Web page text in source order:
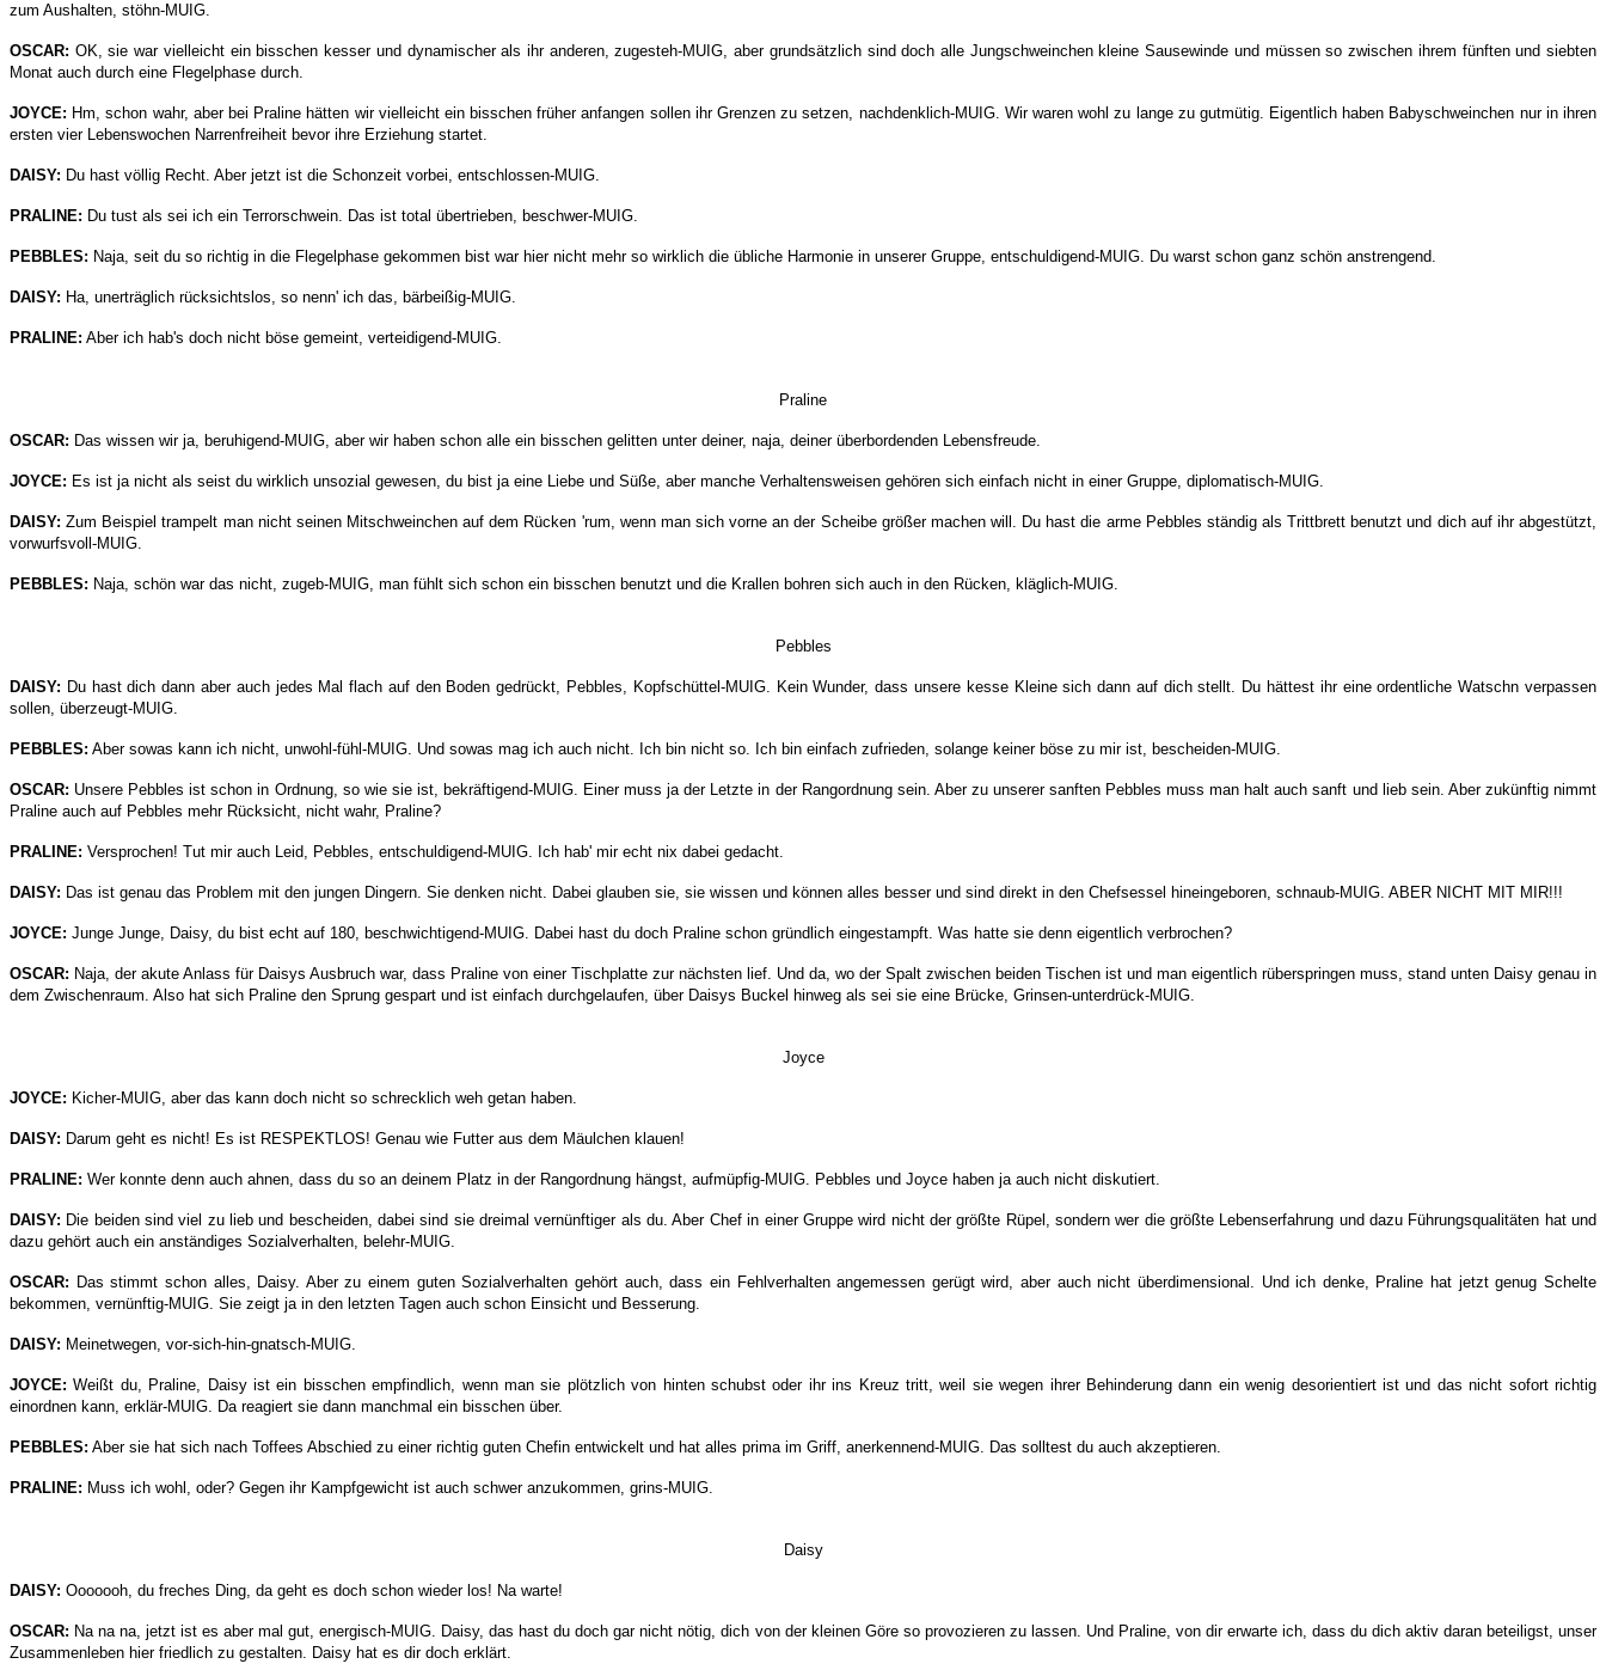
zum Aushalten, stöhn-MUIG.
OSCAR: OK, sie war vielleicht ein bisschen kesser und dynamischer als ihr anderen, zugesteh-MUIG, aber grundsätzlich sind doch alle Jungschweinchen kleine Sausewinde und müssen so zwischen ihrem fünften und siebten
Monat auch durch eine Flegelphase durch.
JOYCE: Hm, schon wahr, aber bei Praline hätten wir vielleicht ein bisschen früher anfangen sollen ihr Grenzen zu setzen, nachdenklich-MUIG. Wir waren wohl zu lange zu gutmütig. Eigentlich haben Babyschweinchen nur in ihren
ersten vier Lebenswochen Narrenfreiheit bevor ihre Erziehung startet.
DAISY: Du hast völlig Recht. Aber jetzt ist die Schonzeit vorbei, entschlossen-MUIG.
PRALINE: Du tust als sei ich ein Terrorschwein. Das ist total übertrieben, beschwer-MUIG.
PEBBLES: Naja, seit du so richtig in die Flegelphase gekommen bist war hier nicht mehr so wirklich die übliche Harmonie in unserer Gruppe, entschuldigend-MUIG. Du warst schon ganz schön anstrengend.
DAISY: Ha, unerträglich rücksichtslos, so nenn' ich das, bärbeißig-MUIG.
PRALINE: Aber ich hab's doch nicht böse gemeint, verteidigend-MUIG.
Praline
OSCAR: Das wissen wir ja, beruhigend-MUIG, aber wir haben schon alle ein bisschen gelitten unter deiner, naja, deiner überbordenden Lebensfreude.
JOYCE: Es ist ja nicht als seist du wirklich unsozial gewesen, du bist ja eine Liebe und Süße, aber manche Verhaltensweisen gehören sich einfach nicht in einer Gruppe, diplomatisch-MUIG.
DAISY: Zum Beispiel trampelt man nicht seinen Mitschweinchen auf dem Rücken 'rum, wenn man sich vorne an der Scheibe größer machen will. Du hast die arme Pebbles ständig als Trittbrett benutzt und dich auf ihr abgestützt,
vorwurfsvoll-MUIG.
PEBBLES: Naja, schön war das nicht, zugeb-MUIG, man fühlt sich schon ein bisschen benutzt und die Krallen bohren sich auch in den Rücken, kläglich-MUIG.
Pebbles
DAISY: Du hast dich dann aber auch jedes Mal flach auf den Boden gedrückt, Pebbles, Kopfschüttel-MUIG. Kein Wunder, dass unsere kesse Kleine sich dann auf dich stellt. Du hättest ihr eine ordentliche Watschn verpassen
sollen, überzeugt-MUIG.
PEBBLES: Aber sowas kann ich nicht, unwohl-fühl-MUIG. Und sowas mag ich auch nicht. Ich bin nicht so. Ich bin einfach zufrieden, solange keiner böse zu mir ist, bescheiden-MUIG.
OSCAR: Unsere Pebbles ist schon in Ordnung, so wie sie ist, bekräftigend-MUIG. Einer muss ja der Letzte in der Rangordnung sein. Aber zu unserer sanften Pebbles muss man halt auch sanft und lieb sein. Aber zukünftig nimmt
Praline auch auf Pebbles mehr Rücksicht, nicht wahr, Praline?
PRALINE: Versprochen! Tut mir auch Leid, Pebbles, entschuldigend-MUIG. Ich hab' mir echt nix dabei gedacht.
DAISY: Das ist genau das Problem mit den jungen Dingern. Sie denken nicht. Dabei glauben sie, sie wissen und können alles besser und sind direkt in den Chefsessel hineingeboren, schnaub-MUIG. ABER NICHT MIT MIR!!!
JOYCE: Junge Junge, Daisy, du bist echt auf 180, beschwichtigend-MUIG. Dabei hast du doch Praline schon gründlich eingestampft. Was hatte sie denn eigentlich verbrochen?
OSCAR: Naja, der akute Anlass für Daisys Ausbruch war, dass Praline von einer Tischplatte zur nächsten lief. Und da, wo der Spalt zwischen beiden Tischen ist und man eigentlich rüberspringen muss, stand unten Daisy genau in
dem Zwischenraum. Also hat sich Praline den Sprung gespart und ist einfach durchgelaufen, über Daisys Buckel hinweg als sei sie eine Brücke, Grinsen-unterdrück-MUIG.
Joyce
JOYCE: Kicher-MUIG, aber das kann doch nicht so schrecklich weh getan haben.
DAISY: Darum geht es nicht! Es ist RESPEKTLOS! Genau wie Futter aus dem Mäulchen klauen!
PRALINE: Wer konnte denn auch ahnen, dass du so an deinem Platz in der Rangordnung hängst, aufmüpfig-MUIG. Pebbles und Joyce haben ja auch nicht diskutiert.
DAISY: Die beiden sind viel zu lieb und bescheiden, dabei sind sie dreimal vernünftiger als du. Aber Chef in einer Gruppe wird nicht der größte Rüpel, sondern wer die größte Lebenserfahrung und dazu Führungsqualitäten hat und
dazu gehört auch ein anständiges Sozialverhalten, belehr-MUIG.
OSCAR: Das stimmt schon alles, Daisy. Aber zu einem guten Sozialverhalten gehört auch, dass ein Fehlverhalten angemessen gerügt wird, aber auch nicht überdimensional. Und ich denke, Praline hat jetzt genug Schelte
bekommen, vernünftig-MUIG. Sie zeigt ja in den letzten Tagen auch schon Einsicht und Besserung.
DAISY: Meinetwegen, vor-sich-hin-gnatsch-MUIG.
JOYCE: Weißt du, Praline, Daisy ist ein bisschen empfindlich, wenn man sie plötzlich von hinten schubst oder ihr ins Kreuz tritt, weil sie wegen ihrer Behinderung dann ein wenig desorientiert ist und das nicht sofort richtig
einordnen kann, erklär-MUIG. Da reagiert sie dann manchmal ein bisschen über.
PEBBLES: Aber sie hat sich nach Toffees Abschied zu einer richtig guten Chefin entwickelt und hat alles prima im Griff, anerkennend-MUIG. Das solltest du auch akzeptieren.
PRALINE: Muss ich wohl, oder? Gegen ihr Kampfgewicht ist auch schwer anzukommen, grins-MUIG.
Daisy
DAISY: Ooooooh, du freches Ding, da geht es doch schon wieder los! Na warte!
OSCAR: Na na na, jetzt ist es aber mal gut, energisch-MUIG. Daisy, das hast du doch gar nicht nötig, dich von der kleinen Göre so provozieren zu lassen. Und Praline, von dir erwarte ich, dass du dich aktiv daran beteiligst, unser
Zusammenleben hier friedlich zu gestalten. Daisy hat es dir doch erklärt.